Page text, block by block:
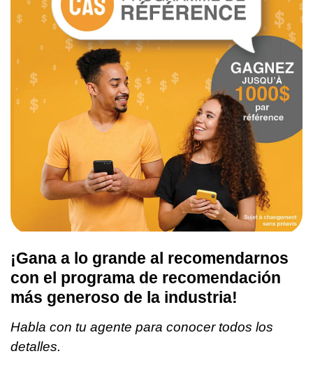
¡Gana a lo grande al recomendarnos
con el programa de recomendación
más generoso de la industria!
Habla con tu agente para conocer todos los
detalles.